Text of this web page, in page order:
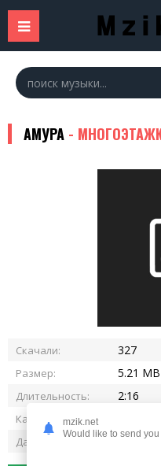
АМУРА -
Скачали: 327
Размер: 5.21 MB
Длительность: 2:16
Качество:
Дата релиза:
mzik.net
Would like to send